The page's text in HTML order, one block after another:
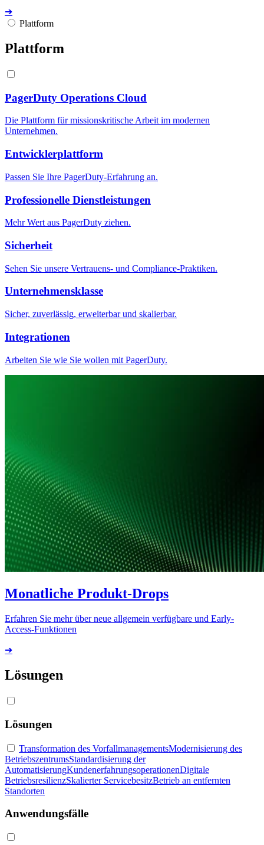
➔
Plattform
Plattform
PagerDuty Operations Cloud
Die Plattform für missionskritische Arbeit im modernen
Unternehmen.
Entwicklerplattform
Passen Sie Ihre PagerDuty-Erfahrung an.
Professionelle Dienstleistungen
Mehr Wert aus PagerDuty ziehen.
Sicherheit
Sehen Sie unsere Vertrauens- und Compliance-Praktiken.
Unternehmensklasse
Sicher, zuverlässig, erweiterbar und skalierbar.
Integrationen
Arbeiten Sie wie Sie wollen mit PagerDuty.
Monatliche Produkt-Drops
Erfahren Sie mehr über neue allgemein verfügbare und Early-
Access-Funktionen
➔
Lösungen
Lösungen
Transformation des VorfallmanagementsModernisierung des
BetriebszentrumsStandardisierung der
AutomatisierungKundenerfahrungsoperationenDigitale
BetriebsresilienzSkalierter ServicebesitzBetrieb an entfernten
Standorten
Anwendungsfälle